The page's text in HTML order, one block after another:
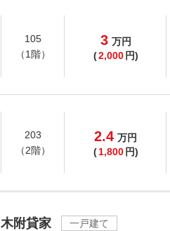
105
（1階）
3 万円
(2,000 円)
203
（2階）
2.4 万円
( 1,800 円)
木附貸家
一戸建て